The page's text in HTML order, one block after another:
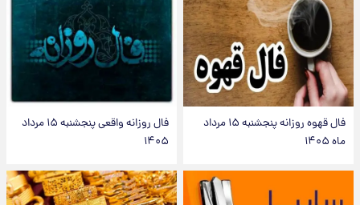
فال قهوه روزانه پنجشنبه ۱۵ مرداد
ماه ۱۴۰۵
فال روزانه واقعی پنجشنبه ۱۵ مرداد
۱۴۰۵